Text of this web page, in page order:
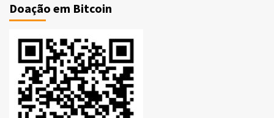
Doação em Bitcoin